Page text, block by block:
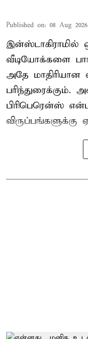
Published on: 08 Aug
வீடியோக்களை
அதே
பிரிபெரென்ஸ்